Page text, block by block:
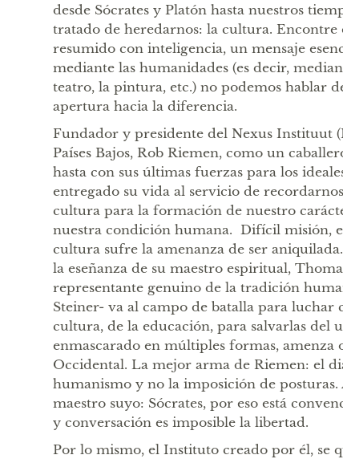
desde Sócrates y Platón hasta nuestros
tratado de heredarnos: la cultura. Encontre
resumido con inteligencia, un mensaje
mediante las humanidades (es decir,
teatro, la pintura, etc.) no podemos hablar
apertura hacia la diferencia.
Fundador y presidente del Nexus Instituut
Países Bajos, Rob Riemen, como un
hasta con sus últimas fuerzas para los
entregado su vida al servicio de
cultura para la formación de nuestro
nuestra condición humana. Difícil misión,
cultura sufre la amenanza de ser
la eseñanza de su maestro espiritual,
representante genuino de la tradición
Steiner- va al campo de batalla para
cultura, de la educación, para salvarlas del
enmascarado en múltiples formas,
Occidental. La mejor arma de Riemen: el
humanismo y no la imposición de
maestro suyo: Sócrates, por eso está
y conversación es imposible la libertad.
Por lo mismo, el Instituto creado por él, se